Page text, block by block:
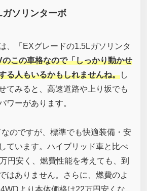
ガソリンターボ
、「EXグレードの1.5Lガソリンタ
のこの車格なので「しっかり動かせ
る人もいるかもしれませんね。し
てみると、高速道路や上り坂でも
ワーがあります。
のですが、標準でも快適装備・安
ています。ハイブリッド車と比べ
円安く、燃費性能を考えても、到
はありません。さらに、燃費のよ
より本体価格は22万円安くな